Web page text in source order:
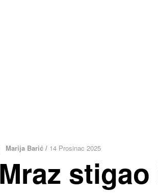
Marija Barić / 14 Prosinac 2025